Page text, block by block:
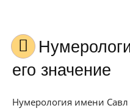
Нумерология имени Савл и
его значение
Нумерология имени